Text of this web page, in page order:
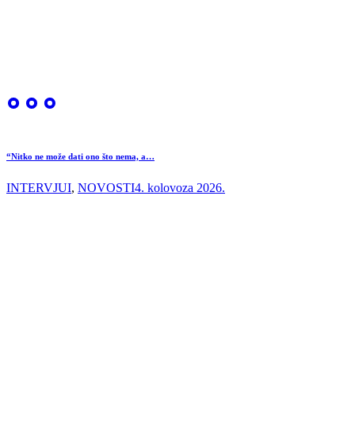
“Nitko ne može dati ono što nema, a…
INTERVJUI, NOVOSTI4. kolovoza 2026.